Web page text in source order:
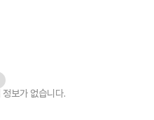
정보가 없습니다.